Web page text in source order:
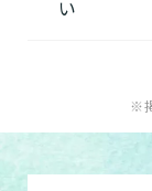
【3】お
そよ風
事をで
「要介護
「ケア
域包括
所へ相
い
入居系
のサー
※